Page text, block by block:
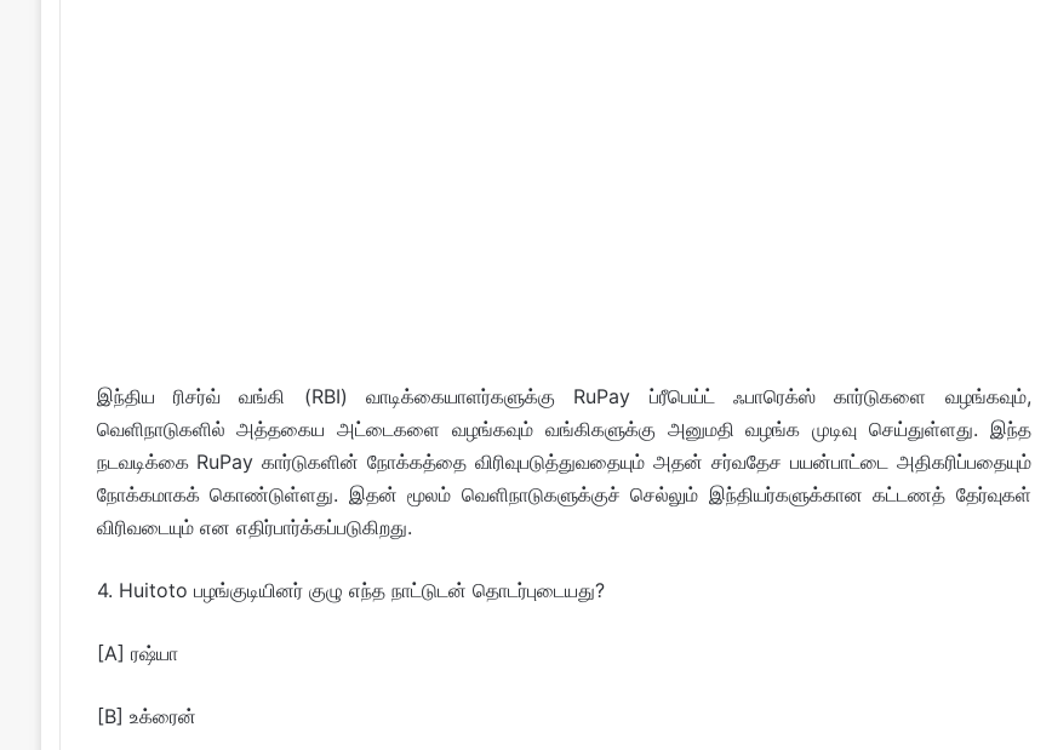
இந்திய ரிசர்வ் வங்கி (RBI) வாடிக்கையாளர்களுக்கு RuPay ப்ரீபெய்ட் ஃபாரெக்ஸ் கார்டுகளை வழங்கவும்,
வெளிநாடுகளில் அத்தகைய அட்டைகளை வழங்கவும் வங்கிகளுக்கு அனுமதி வழங்க முடிவு செய்துள்ளது. இந்த
நடவடிக்கை RuPay கார்டுகளின் நோக்கத்தை விரிவுபடுத்துவதையும் அதன் சர்வதேச பயன்பாட்டை அதிகரிப்பதையும்
நோக்கமாகக் கொண்டுள்ளது. இதன் மூலம் வெளிநாடுகளுக்குச் செல்லும் இந்தியர்களுக்கான கட்டணத் தேர்வுகள்
விரிவடையும் என எதிர்பார்க்கப்படுகிறது.
4. Huitoto பழங்குடியினர் குழு எந்த நாட்டுடன் தொடர்புடையது?
[A] ரஷ்யா
[B] உக்ரைன்